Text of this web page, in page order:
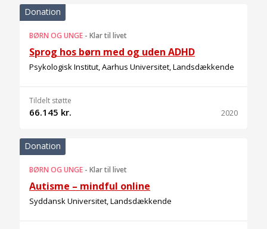
Donation
BØRN OG UNGE - Klar til livet
Sprog hos børn med og uden ADHD
Psykologisk Institut, Aarhus Universitet, Landsdækkende
Tildelt støtte
66.145 kr. 2020
Donation
BØRN OG UNGE - Klar til livet
Autisme – mindful online
Syddansk Universitet, Landsdækkende